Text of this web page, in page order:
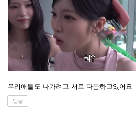
우리애들도 나가려고 서로 다툼하고있어요
답글